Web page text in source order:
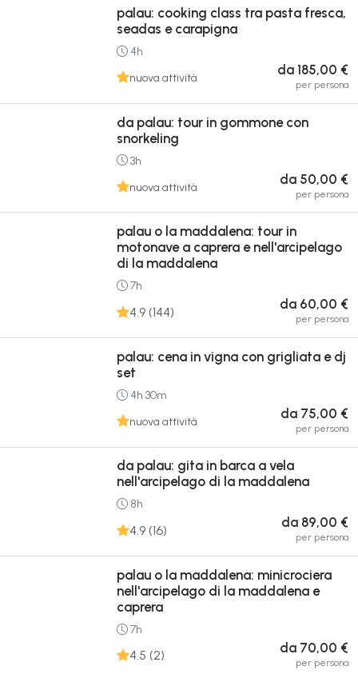
palau: cooking class tra pasta fresca,
seadas e carapigna
4h
nuova attività
da 185,00 €
per persona
da palau: tour in gommone con
snorkeling
3h
nuova attività
da 50,00 €
per persona
palau o la maddalena: tour in
motonave a caprera e nell'arcipelago
di la maddalena
7h
4.9 (144) da 60,00 €
per persona
palau: cena in vigna con grigliata e dj
set
4h 30m
nuova attività
da 75,00 €
per persona
da palau: gita in barca a vela
nell'arcipelago di la maddalena
8h
4.9 (16) da 89,00 €
per persona
palau o la maddalena: minicrociera
nell'arcipelago di la maddalena e
caprera
7h
4.5 (2) da 70,00 €
per persona